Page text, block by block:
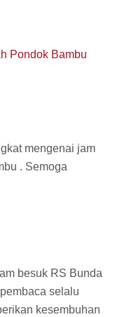
Pondok Bambu
mengenai jam
. Semoga
besuk RS Bunda
selalu
kesembuhan